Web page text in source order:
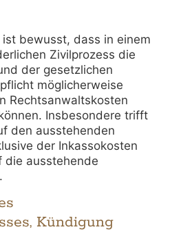
bewusst, dass in einem
Zivilprozess die
der gesetzlichen
möglicherweise
Rechtsanwaltskosten
Insbesondere trifft
den ausstehenden
der Inkassokosten
die ausstehende
Kündigung